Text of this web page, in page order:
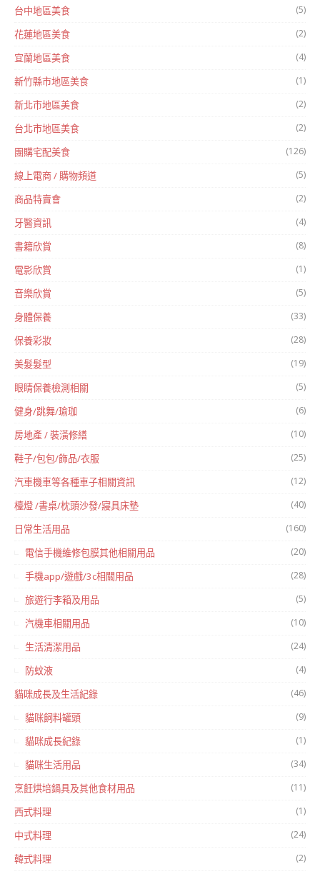
台中地區美食 (5)
花蓮地區美食 (2)
宜蘭地區美食 (4)
新竹縣市地區美食 (1)
新北市地區美食 (2)
台北市地區美食 (2)
團購宅配美食 (126)
線上電商 / 購物頻道 (5)
商品特賣會 (2)
牙醫資訊 (4)
書籍欣賞 (8)
電影欣賞 (1)
音樂欣賞 (5)
身體保養 (33)
保養彩妝 (28)
美髮髮型 (19)
眼睛保養檢測相關 (5)
健身/跳舞/瑜珈 (6)
房地產 / 裝潢修繕 (10)
鞋子/包包/飾品/衣服 (25)
汽車機車等各種車子相關資訊 (12)
檯燈 /書桌/枕頭沙發/寢具床墊 (40)
日常生活用品 (160)
電信手機維修包膜其他相關用品 (20)
手機app/遊戲/3c相關用品 (28)
旅遊行李箱及用品 (5)
汽機車相關用品 (10)
生活清潔用品 (24)
防蚊液 (4)
貓咪成長及生活紀錄 (46)
貓咪飼料罐頭 (9)
貓咪成長紀錄 (1)
貓咪生活用品 (34)
烹飪烘培鍋具及其他食材用品 (11)
西式料理 (1)
中式料理 (24)
韓式料理 (2)